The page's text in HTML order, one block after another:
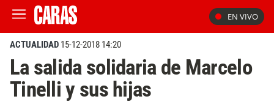
EN VIVO
ACTUALIDAD 15-12-2018 14:20
La salida solidaria de Marcelo
Tinelli y sus hijas